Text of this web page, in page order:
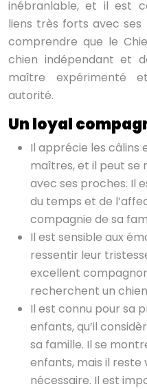
inébranlable, et il est
liens très forts avec
comprendre que le
chien indépendant et
maître expérimenté
autorité.
Un loyal
Il apprécie les câlins
maîtres, et il peut
avec ses proches. Il
du temps et de
compagnie de sa
Il est sensible aux
ressentir leur
excellent
recherchent un
Il est connu pour sa
enfants, qu’il
sa famille. Il se
enfants, mais il
nécessaire. Il est